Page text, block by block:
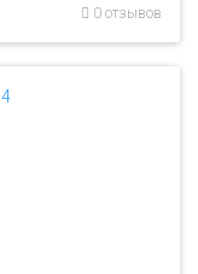
0 отзывов